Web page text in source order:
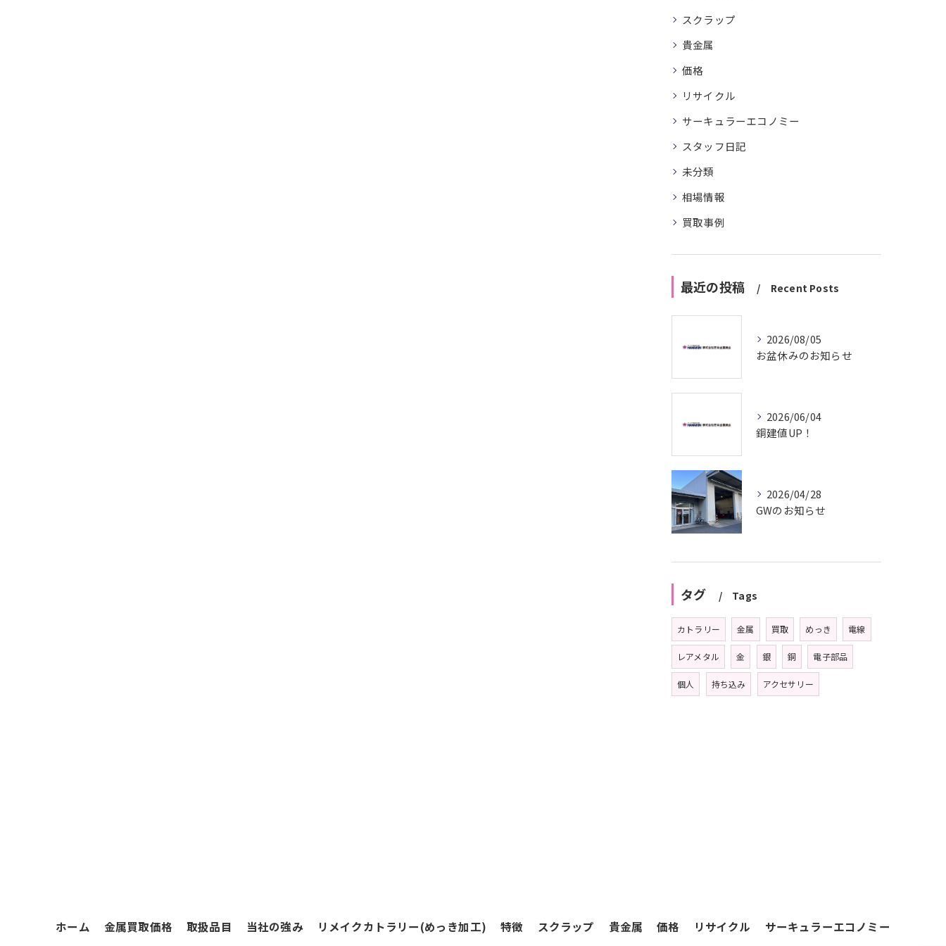
スクラップ
貴金属
価格
リサイクル
サーキュラーエコノミー
スタッフ日記
未分類
相場情報
買取事例
最近の投稿 Recent Posts
2026/08/05
お盆休みのお知らせ
2026/06/04
銅建値UP！
2026/04/28
GWのお知らせ
タグ Tags
カトラリー 金属 買取 めっき 電線
レアメタル 金 銀 銅 電子部品
個人 持ち込み アクセサリー
ホーム 金属買取価格 取扱品目 当社の強み リメイクカトラリー(めっき加工) 特徴 スクラップ 貴金属 価格 リサイクル サーキュラーエコノミー